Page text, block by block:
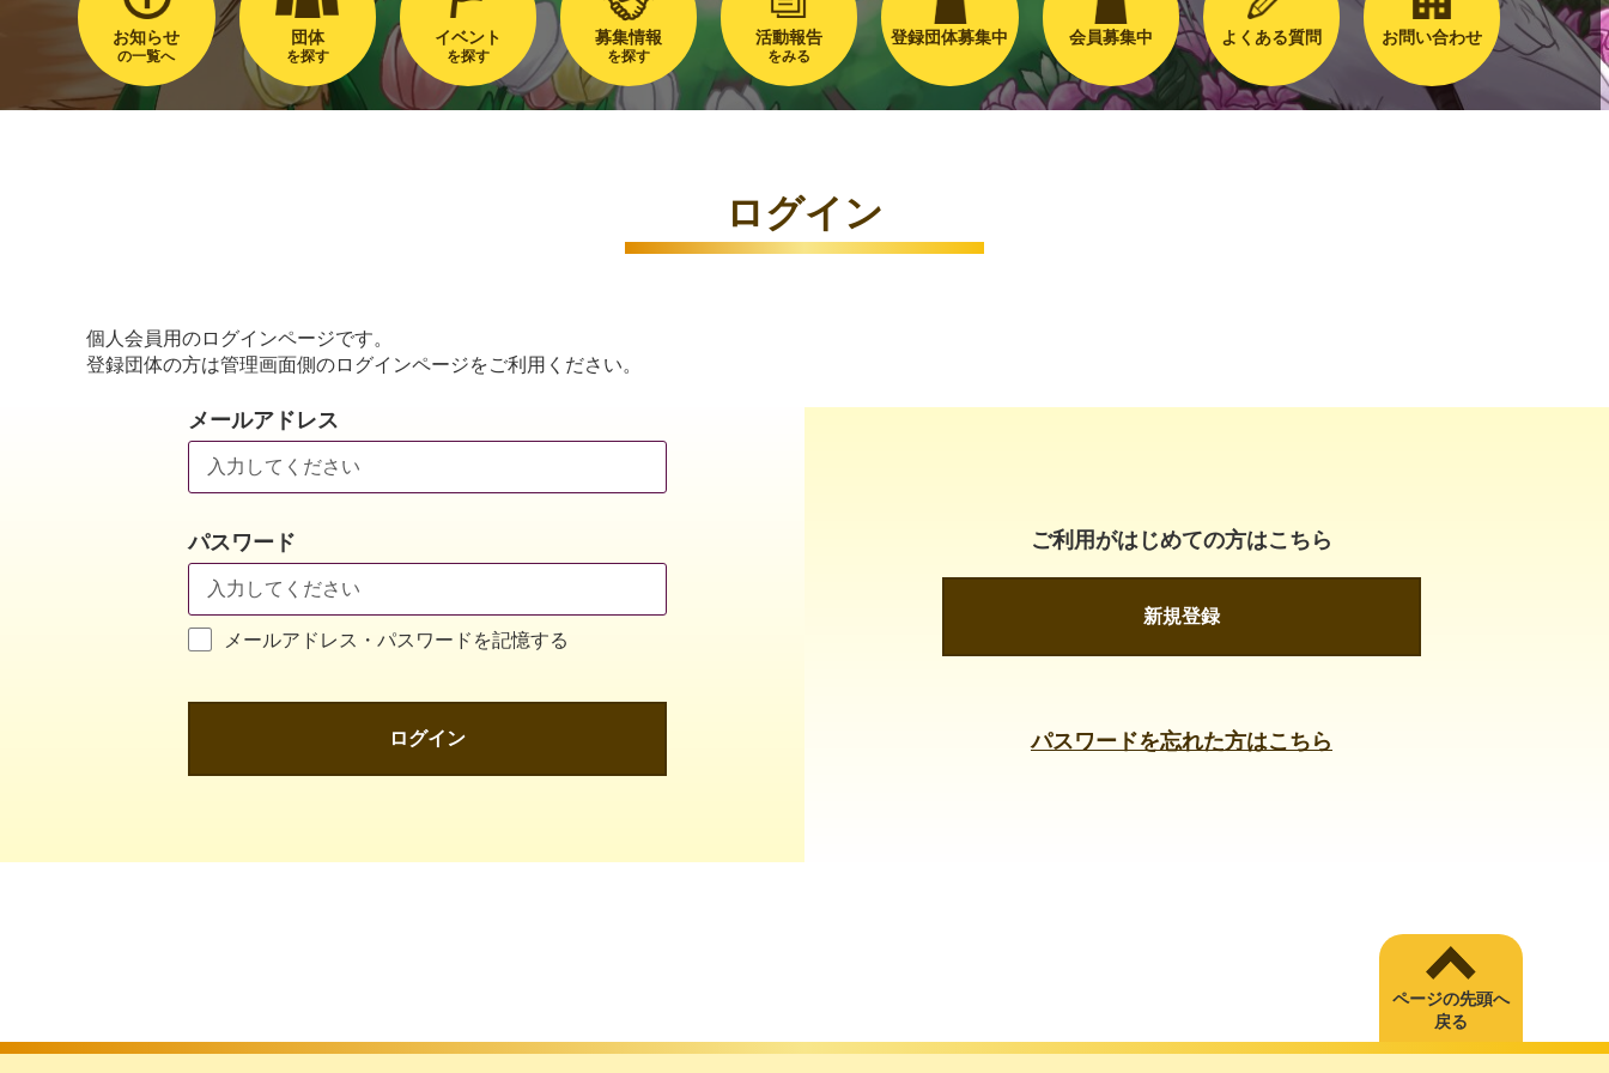
お知らせ
の一覧へ
団体
を探す
イベント
を探す
募集情報
を探す
活動報告
をみる
登録団体募集中 会員募集中 よくある質問 お問い合わせ
ログイン
個人会員用のログインページです。
登録団体の方は管理画面側のログインページをご利用ください。
メールアドレス
パスワード
メールアドレス・パスワードを記憶する
ログイン
ご利用がはじめての方はこちら
新規登録
パスワードを忘れた方はこちら
ページの先頭へ
戻る